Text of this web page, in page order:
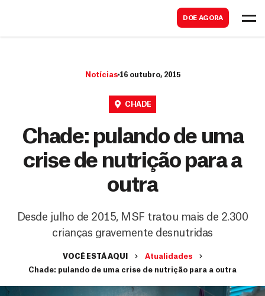
DOE AGORA
Notícias 16 outubro, 2015
CHADE
Chade: pulando de uma
crise de nutrição para a
outra
Desde julho de 2015, MSF tratou mais de 2.300
crianças gravemente desnutridas
VOCÊ ESTÁ AQUI
Atualidades
Chade: pulando de uma crise de nutrição para a outra
a
r